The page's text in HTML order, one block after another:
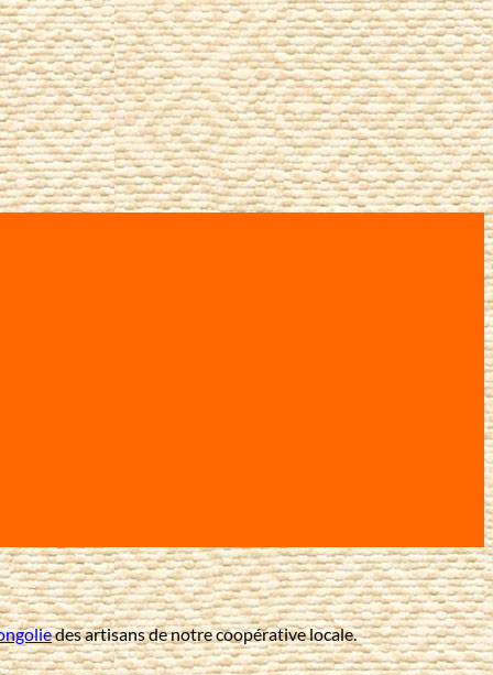
des artisans de notre coopérative locale.